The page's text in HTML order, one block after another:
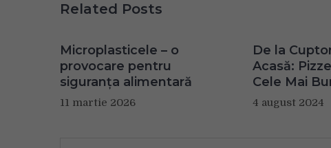
Related Posts
Microplasticele – o
provocare pentru
siguranța alimentară
11 martie 2026
De la
Acasă:
Cele Mai
4 august 2024